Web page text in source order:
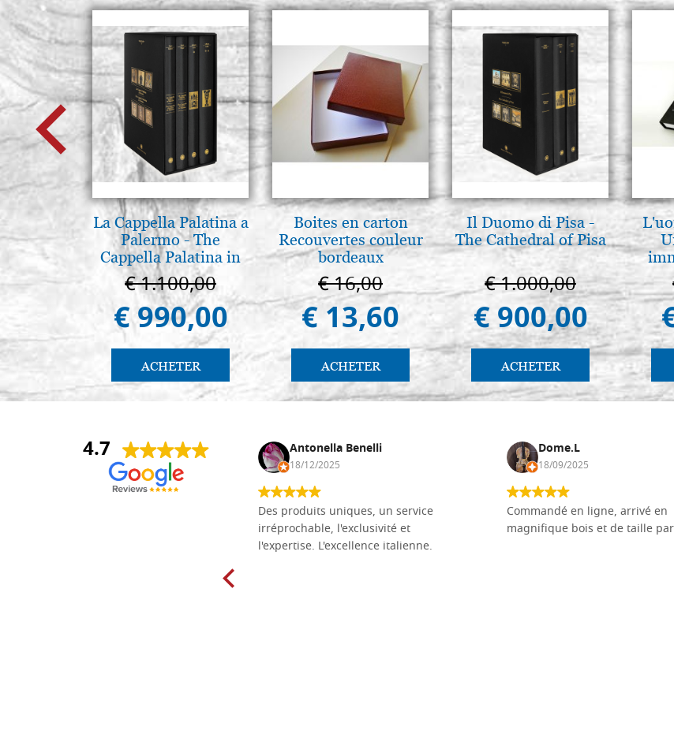
La Cappella Palatina a
Palermo - The
Cappella Palatina in
Palermo
€ 1.100,00
€ 990,00
ACHETER
Boites en carton
Recouvertes couleur
bordeaux
€ 16,00
€ 13,60
ACHETER
Il Duomo di Pisa -
The Cathedral of Pisa
€ 1.000,00
€ 900,00
ACHETER
4.7
Daniel Vandewalle Antonella Benelli
18/12/2025
Des produits uniques, un service
irréprochable, l'exclusivité et
l'expertise. L'excellence italienne.
Dome.L
18/09/2025
Commandé en ligne, arrivé en
magnifique bois et de taille